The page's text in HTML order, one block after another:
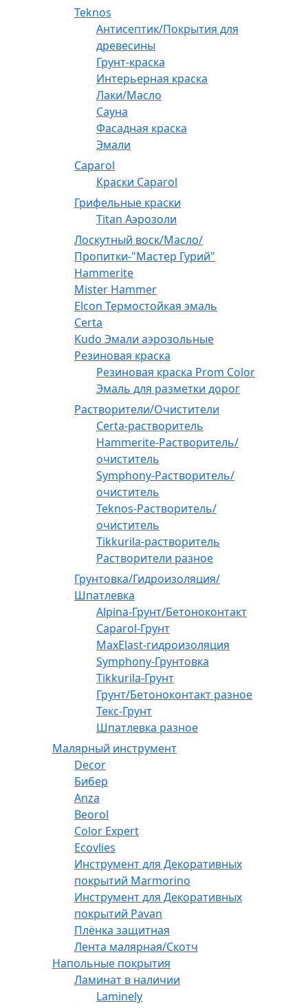
Teknos
Антисептик/Покрытия для
древесины
Грунт-краска
Интерьерная краска
Лаки/Масло
Сауна
Фасадная краска
Эмали
Caparol
Краски Caparol
Грифельные краски
Titan Аэрозоли
Лоскутный воск/Масло/
Пропитки-"Мастер Гурий"
Hammerite
Mister Hammer
Elcon Термостойкая эмаль
Certa
Kudo Эмали аэрозольные
Резиновая краска
Резиновая краска Prom Color
Эмаль для разметки дорог
Растворители/Очистители
Certa-растворитель
Hammerite-Растворитель/
очиститель
Symphony-Растворитель/
очиститель
Teknos-Растворитель/
очиститель
Tikkurila-растворитель
Растворители разное
Грунтовка/Гидроизоляция/
Шпатлевка
Alpina-Грунт/Бетоноконтакт
Caparol-Грунт
MaxElast-гидроизоляция
Symphony-Грунтовка
Tikkurila-Грунт
Грунт/Бетоноконтакт разное
Текс-Грунт
Шпатлевка разное
Малярный инструмент
Decor
Бибер
Anza
Beorol
Color Expert
Ecovlies
Инструмент для Декоративных
покрытий Marmorino
Инструмент для Декоративных
покрытий Pavan
Плёнка защитная
Лента малярная/Скотч
Напольные покрытия
Ламинат в наличии
Laminely